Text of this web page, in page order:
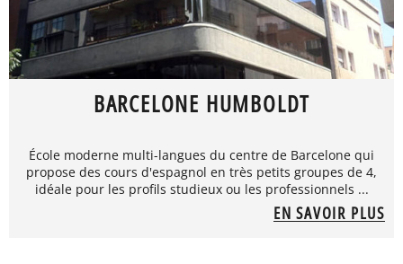
BARCELONE HUMBOLDT
École moderne multi-langues du centre de Barcelone qui
propose des cours d'espagnol en très petits groupes de 4,
idéale pour les profils studieux ou les professionnels ...
EN SAVOIR PLUS